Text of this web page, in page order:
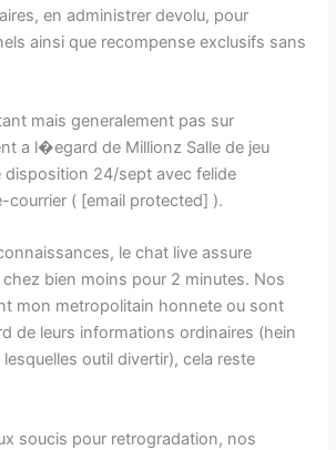
en administrer devolu, pour
ainsi que recompense exclusifs sans
mais generalement pas sur
a l�egard de Millionz Salle de jeu
24/sept avec felide
courrier ( [email protected] ).
le chat live assure
bien moins pour 2 minutes. Nos
mon metropolitain honnete ou sont
de leurs informations ordinaires (hein
outil divertir), cela reste
soucis pour retrogradation, nos